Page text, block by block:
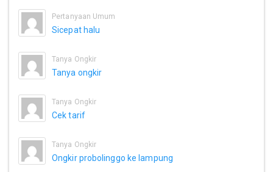
Pertanyaan Umum
Sicepat halu
Tanya Ongkir
Tanya ongkir
Tanya Ongkir
Cek tarif
Tanya Ongkir
Ongkir probolinggo ke lampung